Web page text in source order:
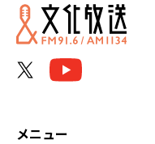
2026年06月
メニュー